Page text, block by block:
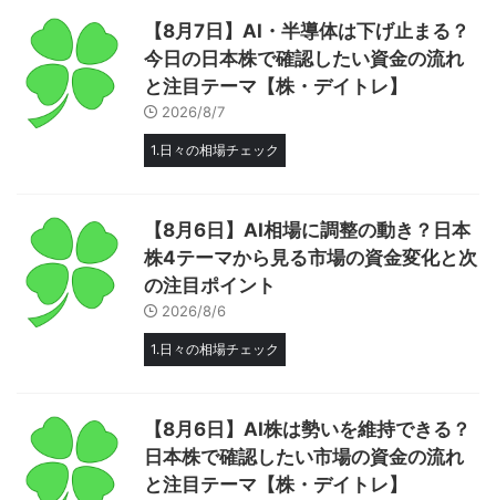
【8月7日】AI・半導体は下げ止まる？
今日の日本株で確認したい資金の流れ
と注目テーマ【株・デイトレ】
2026/8/7
1.日々の相場チェック
【8月6日】AI相場に調整の動き？日本
株4テーマから見る市場の資金変化と次
の注目ポイント
2026/8/6
1.日々の相場チェック
【8月6日】AI株は勢いを維持できる？
日本株で確認したい市場の資金の流れ
と注目テーマ【株・デイトレ】